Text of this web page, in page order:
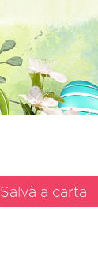
Salvà a carta